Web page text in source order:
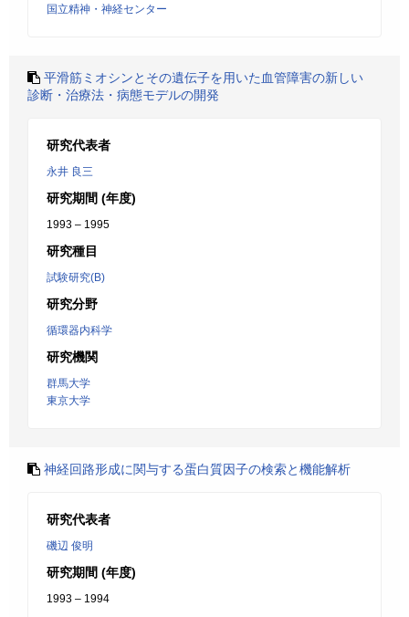
国立精神・神経センター
平滑筋ミオシンとその遺伝子を用いた血管障害の新しい
診断・治療法・病態モデルの開発
研究代表者
永井 良三
研究期間 (年度)
1993 – 1995
研究種目
試験研究(B)
研究分野
循環器内科学
研究機関
群馬大学
東京大学
神経回路形成に関与する蛋白質因子の検索と機能解析
研究代表者
磯辺 俊明
研究期間 (年度)
1993 – 1994